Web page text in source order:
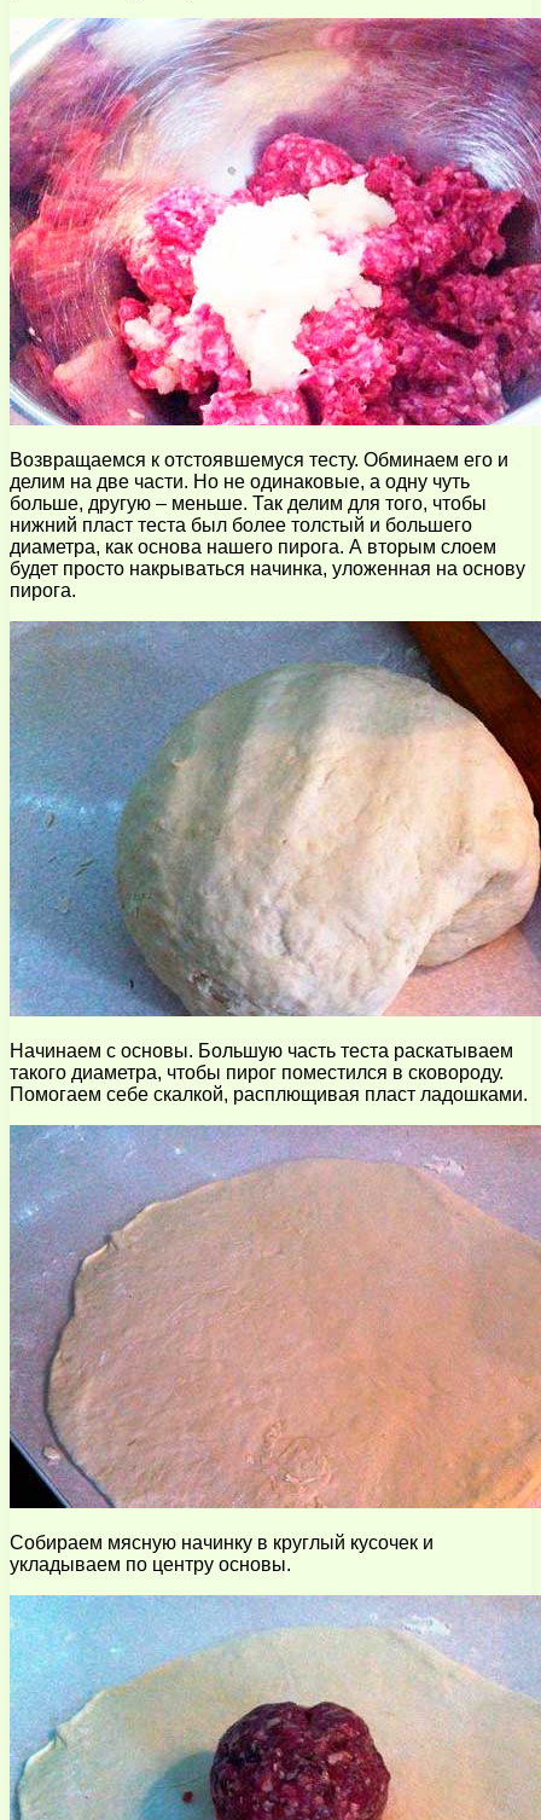
Возвращаемся к отстоявшемуся тесту. Обминаем его и
делим на две части. Но не одинаковые, а одну чуть
больше, другую – меньше. Так делим для того, чтобы
нижний пласт теста был более толстый и большего
диаметра, как основа нашего пирога. А вторым слоем
будет просто накрываться начинка, уложенная на основу
пирога.
Начинаем с основы. Большую часть теста раскатываем
такого диаметра, чтобы пирог поместился в сковороду.
Помогаем себе скалкой, расплющивая пласт ладошками.
Собираем мясную начинку в круглый кусочек и
укладываем по центру основы.